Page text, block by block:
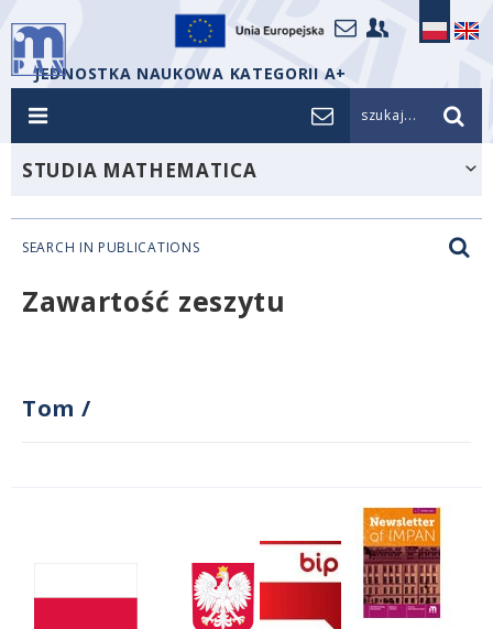
JEDNOSTKA NAUKOWA KATEGORII A+
szukaj...
STUDIA MATHEMATICA
SEARCH IN PUBLICATIONS
Zawartość zeszytu
Tom /